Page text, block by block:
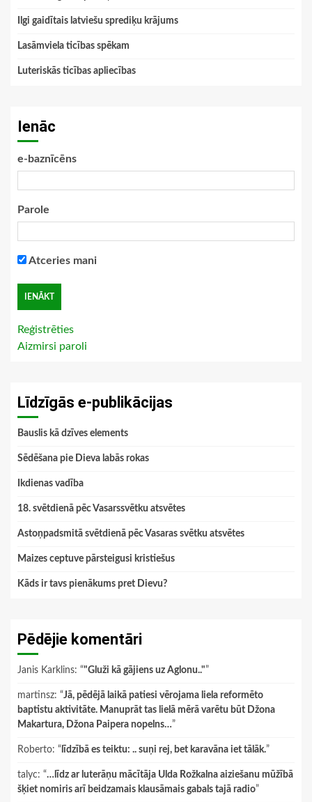
Ilgi gaidītais latviešu sprediķu krājums
Lasāmviela ticības spēkam
Luteriskās ticības apliecības
Ienāc
e-baznīcēns
Parole
Atceries mani
Reģistrēties
Aizmirsi paroli
Līdzīgās e-publikācijas
Bauslis kā dzīves elements
Sēdēšana pie Dieva labās rokas
Ikdienas vadība
18. svētdienā pēc Vasarssvētku atsvētes
Astoņpadsmitā svētdienā pēc Vasaras svētku atsvētes
Maizes ceptuve pārsteigusi kristiešus
Kāds ir tavs pienākums pret Dievu?
Pēdējie komentāri
Janis Karklins: “"Gluži kā gājiens uz Aglonu.."”
martinsz: “Jā, pēdējā laikā patiesi vērojama liela reformēto
baptistu aktivitāte. Manuprāt tas lielā mērā varētu būt Džona
Makartura, Džona Paipera nopelns…”
Roberto: “ līdzībā es teiktu: .. suņi rej, bet karavāna iet tālāk.”
talyc: “…līdz ar luterāņu mācītāja Ulda Rožkalna aiziešanu mūžībā
šķiet nomiris arī beidzamais klausāmais gabals tajā radio”